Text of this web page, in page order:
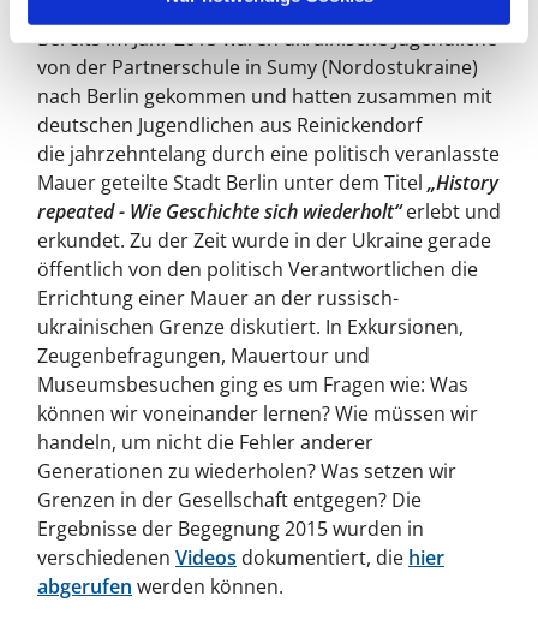
Bereits im Jahr 2015 waren ukrainische Jugendliche
von der Partnerschule in Sumy (Nordostukraine)
nach Berlin gekommen und hatten zusammen mit
deutschen Jugendlichen aus Reinickendorf
die jahrzehntelang durch eine politisch veranlasste
Mauer geteilte Stadt Berlin unter dem Titel„History
repeated - Wie Geschichte sich wiederholt“erlebt und
erkundet. Zu der Zeit wurde in der Ukraine gerade
öffentlich von den politisch Verantwortlichen die
Errichtung einer Mauer an der russisch-
ukrainischen Grenze diskutiert. In Exkursionen,
Zeugenbefragungen, Mauertour und
Museumsbesuchen ging es um Fragen wie: Was
können wir voneinander lernen? Wie müssen wir
handeln, um nicht die Fehler anderer
Generationen zu wiederholen? Was setzen wir
Grenzen in der Gesellschaft entgegen? Die
Ergebnisse der Begegnung 2015 wurden in
verschiedenen Videos dokumentiert, die hier
abgerufen werden können.